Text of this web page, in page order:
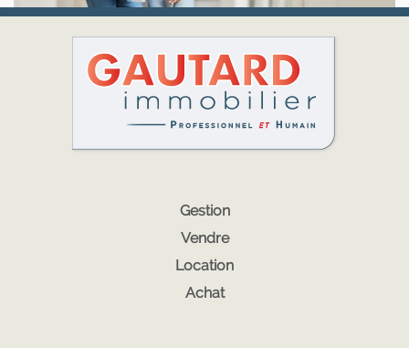
Gestion
Vendre
Location
Achat